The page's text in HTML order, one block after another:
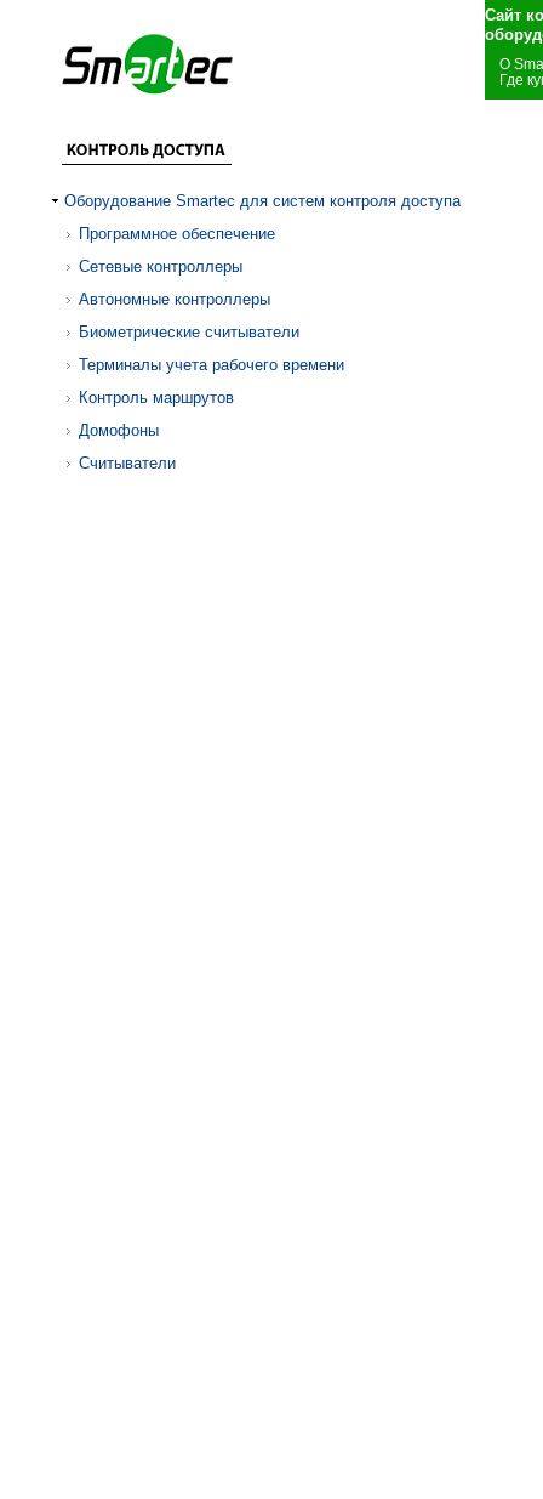
Сайт
О
Где
Оборудование Smartec для систем контроля доступа
Программное обеспечение
Сетевые контроллеры
Автономные контроллеры
Биометрические считыватели
Терминалы учета рабочего времени
Контроль маршрутов
Домофоны
Считыватели